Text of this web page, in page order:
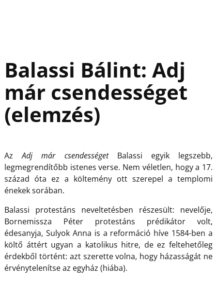
Balassi Bálint: Adj
már csendességet
(elemzés)
AzAdj már csendességetBalassi egyik legszebb,
legmegrendítőbb istenes verse. Nem véletlen, hogy a 17.
század óta ez a költemény ott szerepel a templomi
énekek sorában.
Balassi protestáns neveltetésben részesült: nevelője,
Bornemissza Péter protestáns prédikátor volt,
édesanyja, Sulyok Anna is a reformáció híve 1584-ben a
költő áttért ugyan a katolikus hitre, de ez feltehetőleg
érdekből történt: azt szerette volna, hogy házasságát ne
érvénytelenítse az egyház (hiába).